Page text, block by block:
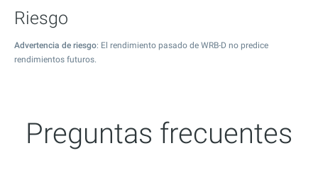
Riesgo
Advertencia de riesgo: El rendimiento pasado de WRB-D no predice
rendimientos futuros.
Preguntas frecuentes